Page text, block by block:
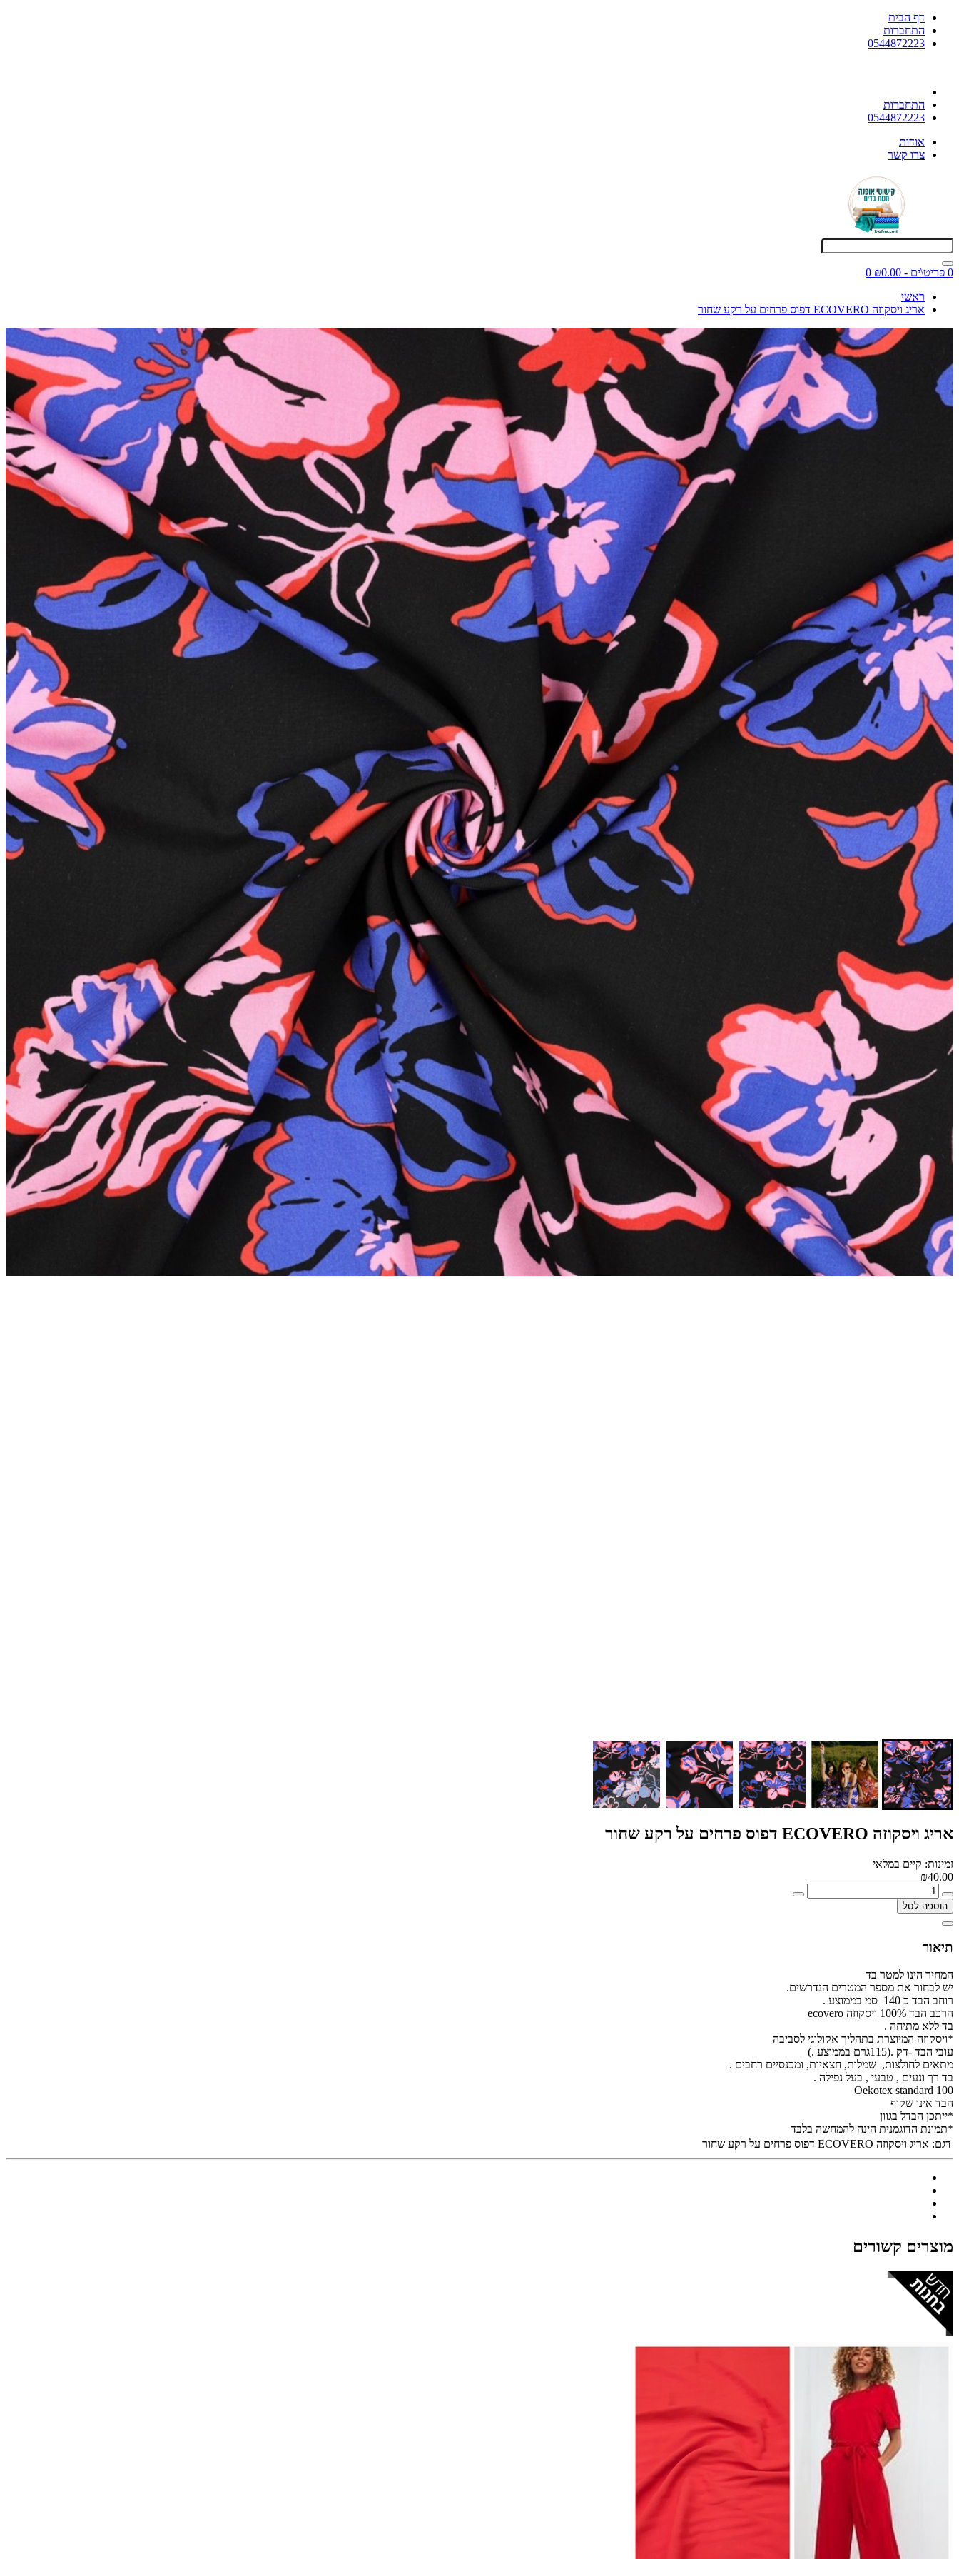
דף הבית
התחברות
0544872223
התחברות
0544872223
אודות
צרו קשר
0 פריט\ים - ₪0.00
0
ראשי
אריג ויסקוזה ECOVERO דפוס פרחים על רקע שחור
אריג ויסקוזה ECOVERO דפוס פרחים על רקע שחור
זמינות: קיים במלאי
₪40.00
הוספה לסל
תיאור
המחיר הינו למטר בד
יש לבחור את מספר המטרים הנדרשים.
רוחב הבד כ 140 סמ בממוצע .
הרכב הבד 100% ויסקוזה ecovero
בד ללא מתיחה .
*ויסקוזה המיוצרת בתהליך אקולוגי לסביבה
עובי הבד -דק .(115גרם בממוצע .)
מתאים לחולצות, שמלות, חצאיות, ומכנסיים רחבים .
בד רך ונעים , טבעי , בעל נפילה .
Oekotex standard 100
הבד אינו שקוף
*ייתכן הבדל בגוון
*תמונת הדוגמנית הינה להמחשה בלבד
דגם: אריג ויסקוזה ECOVERO דפוס פרחים על רקע שחור
מוצרים קשורים